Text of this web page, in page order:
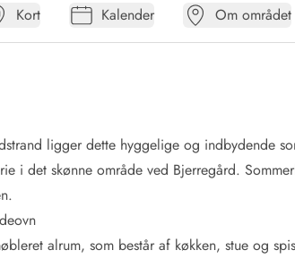
Kort Kalender Om området
ligger dette hyggelige og indbydende
i det skønne område ved Bjerregård.
alrum, som består af køkken, stue og